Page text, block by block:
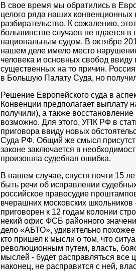
В свое время мы обратились в
целого ряда наших
разбирательство. К сожалению,
большинстве случаев не вдается в
национальным судом. В октябре
нашем деле имело место
человека и основных свобод
существенных на то причин.
в Большую Палату Суда, но
Решение Европейского суда в
Конвенции предполагает выплату
получили), а также
возможно. Для этого, УПК РФ в
приговора ввиду новых
Суда РФ. Общий же смысл
законе заключается в
произошла судебная ошибка.
В нашем случае, спустя почти 15
быть речи об исправлении
российское правосудие
вчерашних московских
приговорен к 12 годам колонии
некий офис ФСБ районного
дело «АБТО», удивительно
кто пришел к мысли о том, что
революционным путем, власть,
мыслей - будет расправляться все
наконец, не расправится с ней,